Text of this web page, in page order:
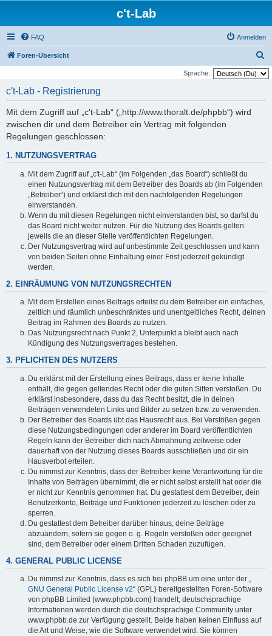
c't-Lab
FAQ Anmelden
Foren-Übersicht
u
Sprache:
c't-Lab - Registrierung
Mit dem Zugriff auf „c't-Lab“ („http://www.thoralt.de/phpbb“) wird
zwischen dir und dem Betreiber ein Vertrag mit folgenden
Regelungen geschlossen:
1. NUTZUNGSVERTRAG
Mit dem Zugriff auf „c't-Lab“ (im Folgenden „das Board“) schließt du
einen Nutzungsvertrag mit dem Betreiber des Boards ab (im Folgenden
„Betreiber“) und erklärst dich mit den nachfolgenden Regelungen
einverstanden.
Wenn du mit diesen Regelungen nicht einverstanden bist, so darfst du
das Board nicht weiter nutzen. Für die Nutzung des Boards gelten
jeweils die an dieser Stelle veröffentlichten Regelungen.
Der Nutzungsvertrag wird auf unbestimmte Zeit geschlossen und kann
von beiden Seiten ohne Einhaltung einer Frist jederzeit gekündigt
werden.
2. EINRÄUMUNG VON NUTZUNGSRECHTEN
Mit dem Erstellen eines Beitrags erteilst du dem Betreiber ein einfaches,
zeitlich und räumlich unbeschränktes und unentgeltliches Recht, deinen
Beitrag im Rahmen des Boards zu nutzen.
Das Nutzungsrecht nach Punkt 2, Unterpunkt a bleibt auch nach
Kündigung des Nutzungsvertrages bestehen.
3. PFLICHTEN DES NUTZERS
Du erklärst mit der Erstellung eines Beitrags, dass er keine Inhalte
enthält, die gegen geltendes Recht oder die guten Sitten verstoßen. Du
erklärst insbesondere, dass du das Recht besitzt, die in deinen
Beiträgen verwendeten Links und Bilder zu setzen bzw. zu verwenden.
Der Betreiber des Boards übt das Hausrecht aus. Bei Verstößen gegen
diese Nutzungsbedingungen oder anderer im Board veröffentlichten
Regeln kann der Betreiber dich nach Abmahnung zeitweise oder
dauerhaft von der Nutzung dieses Boards ausschließen und dir ein
Hausverbot erteilen.
Du nimmst zur Kenntnis, dass der Betreiber keine Verantwortung für die
Inhalte von Beiträgen übernimmt, die er nicht selbst erstellt hat oder die
er nicht zur Kenntnis genommen hat. Du gestattest dem Betreiber, dein
Benutzerkonto, Beiträge und Funktionen jederzeit zu löschen oder zu
sperren.
Du gestattest dem Betreiber darüber hinaus, deine Beiträge
abzuändern, sofern sie gegen o. g. Regeln verstoßen oder geeignet
sind, dem Betreiber oder einem Dritten Schaden zuzufügen.
4. GENERAL PUBLIC LICENSE
Du nimmst zur Kenntnis, dass es sich bei phpBB um eine unter der „
GNU General Public License v2“ (GPL) bereitgestellten Foren-Software
von phpBB Limited (www.phpbb.com) handelt; deutschsprachige
Informationen werden durch die deutschsprachige Community unter
www.phpbb.de zur Verfügung gestellt. Beide haben keinen Einfluss auf
die Art und Weise, wie die Software verwendet wird. Sie können